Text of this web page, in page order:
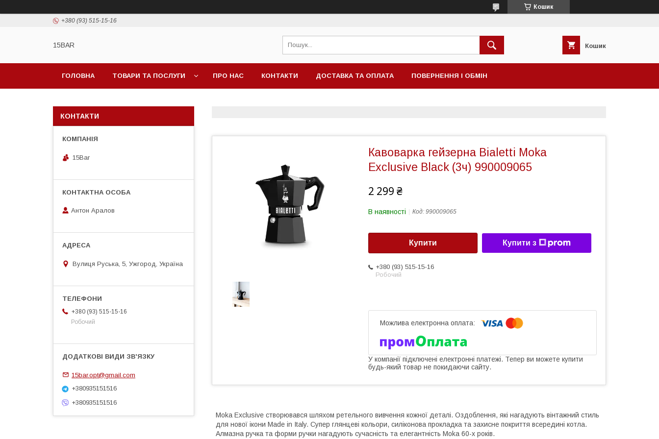
Кошик
+380 (93) 515-15-16
15BAR Кошик
ГОЛОВНА ТОВАРИ ТА ПОСЛУГИ ПРО НАС КОНТАКТИ ДОСТАВКА ТА ОПЛАТА ПОВЕРНЕННЯ І ОБМІН
Кавоварка гейзерна Bialetti Moka
Exclusive Black (3ч) 990009065
2 299 ₴
В наявності Код: 990009065
Купити Купити з
+380 (93) 515-15-16
Робочий
У компанії підключені електронні платежі. Тепер ви можете купити
будь-який товар не покидаючи сайту.
Moka Exclusive створювався шляхом ретельного вивчення кожної деталі. Оздоблення, які нагадують вінтажний стиль
для нової ікони Made in Italy. Супер глянцеві кольори, силіконова прокладка та захисне покриття всередині котла.
Алмазна ручка та форми ручки нагадують сучасність та елегантність Moka 60-х років.
КОНТАКТИ
15Bar
Антон Аралов
Вулиця Руська, 5, Ужгород, Україна
+380 (93) 515-15-16
Робочий
15bar.opt@gmail.com
+380935151516
+380935151516